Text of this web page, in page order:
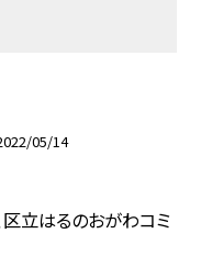
05/14
区立はるのおがわコミ